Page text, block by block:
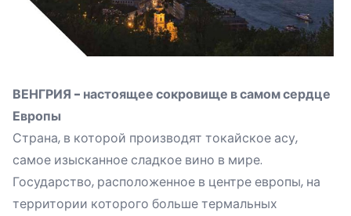
ВЕНГРИЯ - настоящее сокровище в самом сердце
Европы
Страна, в которой производят токайское асу,
самое изысканное сладкое вино в мире.
Государство, расположенное в центре европы, на
территории которого больше термальных